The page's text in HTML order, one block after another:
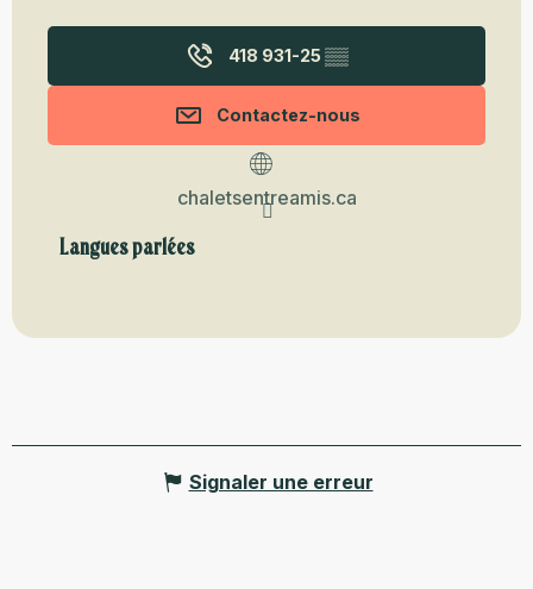
418 931-25 ▒▒
Contactez-nous
chaletsentreamis.ca
Langues parlées
Langues parlées
Signaler une erreur